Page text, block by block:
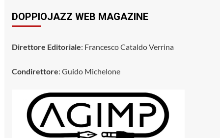
DOPPIOJAZZ WEB MAGAZINE
Direttore Editoriale: Francesco Cataldo Verrina
Condirettore: Guido Michelone